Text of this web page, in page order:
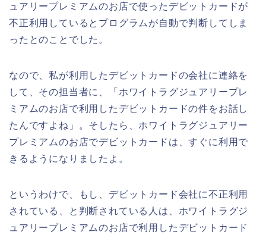
ュアリープレミアムのお店で使ったデビットカードが
不正利用しているとプログラムが自動で判断してしま
ったとのことでした。
なので、私が利用したデビットカードの会社に連絡を
して、その担当者に、「ホワイトラグジュアリープレ
ミアムのお店で利用したデビットカードの件をお話し
たんですよね」。そしたら、ホワイトラグジュアリー
プレミアムのお店でデビットカードは、すぐに利用で
きるようになりましたよ。
というわけで、もし、デビットカード会社に不正利用
されている、と判断されている人は、ホワイトラグジ
ュアリープレミアムのお店で利用したデビットカード